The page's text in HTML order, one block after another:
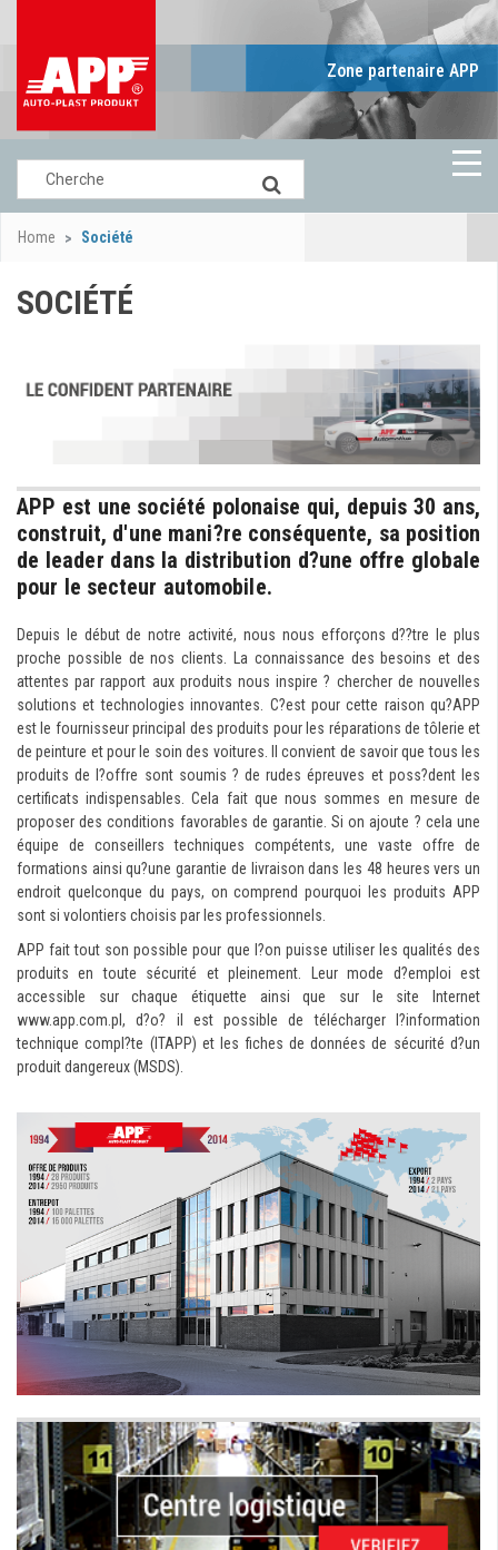
Zone partenaire APP
Home Société
SOCIÉTÉ
APP est une société polonaise qui, depuis 30 ans,
construit, d'une mani?re conséquente, sa position
de leader dans la distribution d?une offre globale
pour le secteur automobile.
Depuis le début de notre activité, nous nous efforçons d??tre le plus
proche possible de nos clients. La connaissance des besoins et des
attentes par rapport aux produits nous inspire ? chercher de nouvelles
solutions et technologies innovantes. C?est pour cette raison qu?APP
est le fournisseur principal des produits pour les réparations de tôlerie et
de peinture et pour le soin des voitures. Il convient de savoir que tous les
produits de l?offre sont soumis ? de rudes épreuves et poss?dent les
certificats indispensables. Cela fait que nous sommes en mesure de
proposer des conditions favorables de garantie. Si on ajoute ? cela une
équipe de conseillers techniques compétents, une vaste offre de
formations ainsi qu?une garantie de livraison dans les 48 heures vers un
endroit quelconque du pays, on comprend pourquoi les produits APP
sont si volontiers choisis par les professionnels.
APP fait tout son possible pour que l?on puisse utiliser les qualités des
produits en toute sécurité et pleinement. Leur mode d?emploi est
accessible sur chaque étiquette ainsi que sur le site Internet
www.app.com.pl, d?o? il est possible de télécharger l?information
technique compl?te (ITAPP) et les fiches de données de sécurité d?un
produit dangereux (MSDS).